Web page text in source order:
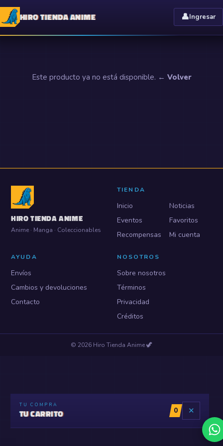
HIRO TIENDA ANIME 👤Ingresar
Este producto ya no está disponible. ← Volver
HIRO TIENDA ANIME
Anime · Manga · Coleccionables
TIENDA
Inicio
Noticias
Eventos
Favoritos
Recompensas
Mi cuenta
AYUDA
Envíos
Cambios y devoluciones
Contacto
NOSOTROS
Sobre nosotros
Términos
Privacidad
Créditos
© 2026 Hiro Tienda Anime🦖
TU COMPRA
TU CARRITO 0 ✕